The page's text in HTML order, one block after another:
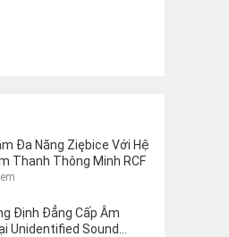
Đa Năng Ziębice Với Hệ
Thanh Thông Minh RCF
Định Đẳng Cấp Âm
Unidentified Sound